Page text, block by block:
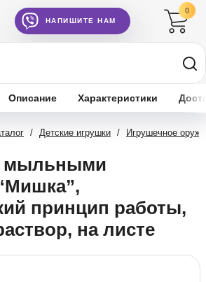
НАПИШИТЕ НАМ
0
Описание Характеристики
/ Детские игрушки / Игрушечное
мыльными
принцип работы,
на листе